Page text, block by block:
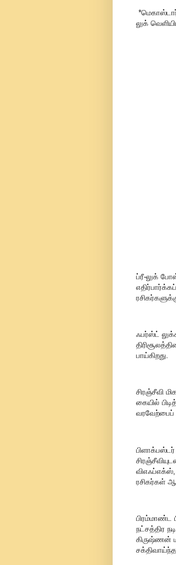
லுக்
ப்ரீ-லுக்
ஃபர்ஸ்ட்
பாய்கிறது.
சிரஞ்சீவி
கையில்
வரவேற்பைப்
ரசிகர்கள்
பிரம்மாண்ட
நட்சத்திர
கிருஷ்ணன்
சக்திவாய்ந்த